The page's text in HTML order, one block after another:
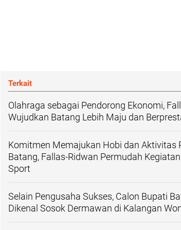
Terkait
Olahraga sebagai Pendorong Ekonomi,
Wujudkan Batang Lebih Maju dan
Komitmen Memajukan Hobi dan Aktivitas
Batang, Fallas-Ridwan Permudah
Sport
Selain Pengusaha Sukses, Calon Bupati
Dikenal Sosok Dermawan di Kalangan